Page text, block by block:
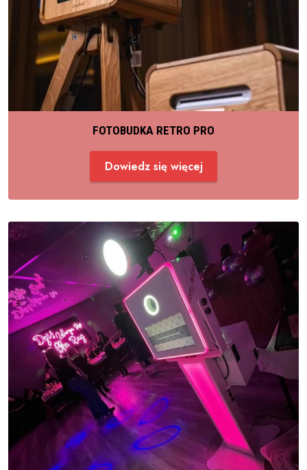
FOTOBUDKA RETRO PRO
Dowiedz się więcej